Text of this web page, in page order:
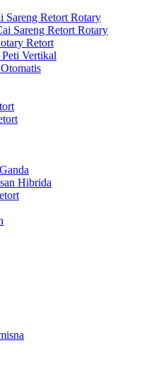
Sareng Retort Rotary
Sareng Retort Rotary
Retort
Peti Vertikal
Hibrida